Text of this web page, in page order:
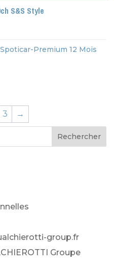
S&S Style
Premium 12 Mois
3 →
group.fr
Groupe